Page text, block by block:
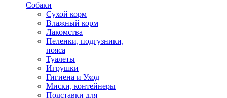
Собаки
Сухой корм
Влажный корм
Лакомства
Пеленки, подгузники,
пояса
Туалеты
Игрушки
Гигиена и Уход
Миски, контейнеры
Подставки для